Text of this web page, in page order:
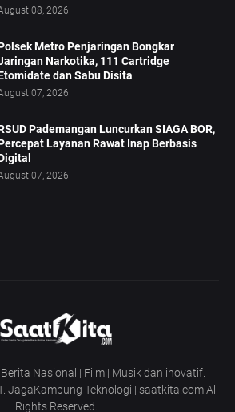
08, 2026
Metro Penjaringan Bongkar
Narkotika, 111 Cartridge
dan Sabu Disita
07, 2026
Pademangan Luncurkan SIAGA BOR,
Layanan Rawat Inap Berbasis
07, 2026
Nasional | Film | Musik dan inovatif.
JagaKampung Teknologi | saatkita.com All
Rights Reserved.